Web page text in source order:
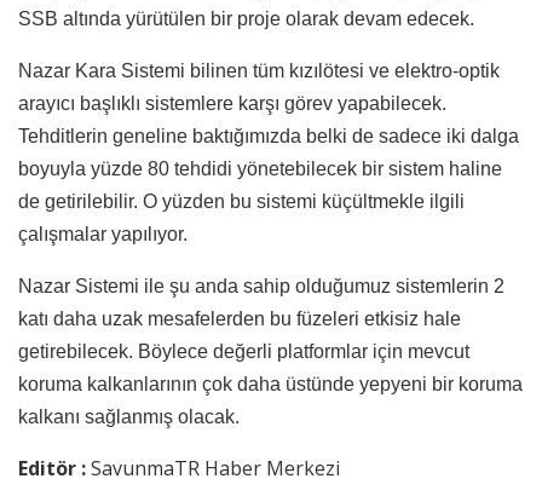
SSB altında yürütülen bir proje olarak devam edecek.
Nazar Kara Sistemi bilinen tüm kızılötesi ve elektro-optik
arayıcı başlıklı sistemlere karşı görev yapabilecek.
Tehditlerin geneline baktığımızda belki de sadece iki dalga
boyuyla yüzde 80 tehdidi yönetebilecek bir sistem haline
de getirilebilir. O yüzden bu sistemi küçültmekle ilgili
çalışmalar yapılıyor.
Nazar Sistemi ile şu anda sahip olduğumuz sistemlerin 2
katı daha uzak mesafelerden bu füzeleri etkisiz hale
getirebilecek. Böylece değerli platformlar için mevcut
koruma kalkanlarının çok daha üstünde yepyeni bir koruma
kalkanı sağlanmış olacak.
Editör :SavunmaTR Haber Merkezi